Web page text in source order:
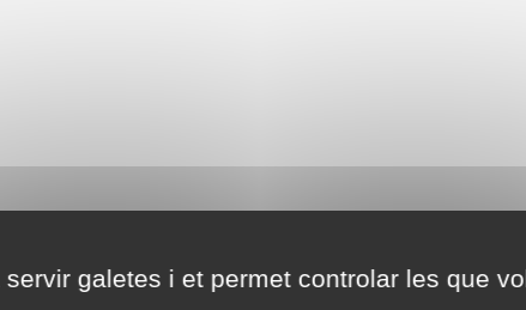
galetes i et permet controlar les que